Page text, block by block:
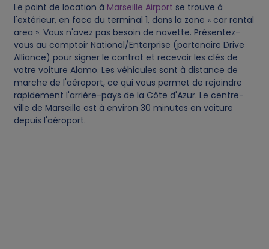
Le point de location à Marseille Airport se trouve à
l'extérieur, en face du terminal 1, dans la zone « car rental
area ». Vous n'avez pas besoin de navette. Présentez-
vous au comptoir National/Enterprise (partenaire Drive
Alliance) pour signer le contrat et recevoir les clés de
votre voiture Alamo. Les véhicules sont à distance de
marche de l'aéroport, ce qui vous permet de rejoindre
rapidement l'arrière-pays de la Côte d'Azur. Le centre-
ville de Marseille est à environ 30 minutes en voiture
depuis l'aéroport.